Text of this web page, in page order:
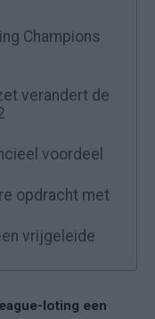
Champions
verandert de
voordeel
opdracht met
vrijgeleide
loting een